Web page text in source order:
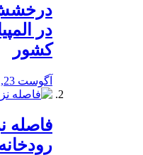
درخشش
در
کشور
آگوست 23, 2019
️فاصله